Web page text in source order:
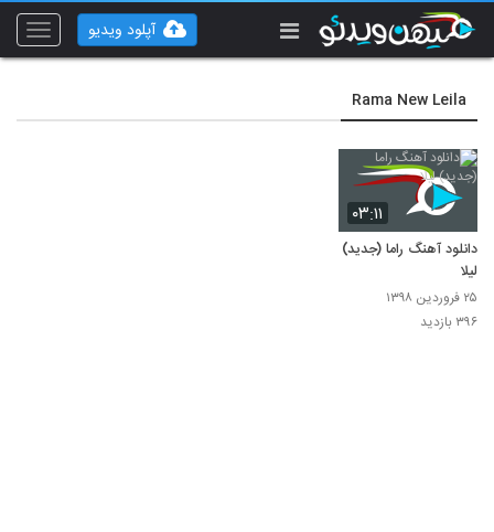
Toggle
آپلود ویدیو
Rama New Leila
۰۳:۱۱
دانلود آهنگ راما (جدید)
لیلا
۲۵ فروردین ۱۳۹۸
۳۹۶ بازدید